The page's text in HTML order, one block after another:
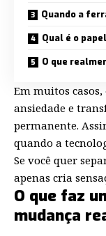
Quando a
Qual é o
O que
Em muitos
ansiedade e
permanente.
quando a
Se você quer
apenas cria
O que faz
mudança